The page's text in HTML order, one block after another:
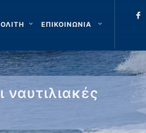
ΕΠΙΚΟΙΝΩΝΙΑ
ναυτιλιακές